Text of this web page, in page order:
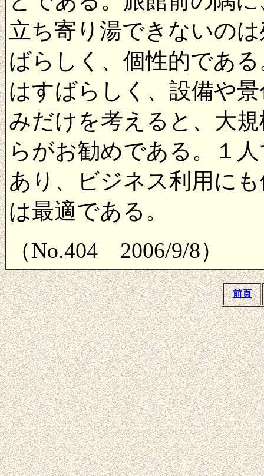
立ち寄り湯できないの
ばらしく、個性的であ
はすばらしく、設備や
みだけを考えると、大
らがお勧めである。１
あり、ビジネス利用に
は最適である。
（No.404 2006/9/8）
前頁